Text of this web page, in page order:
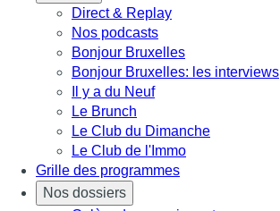
Direct & Replay
Nos podcasts
Bonjour Bruxelles
Bonjour Bruxelles: les interviews
Il y a du Neuf
Le Brunch
Le Club du Dimanche
Le Club de l'Immo
Grille des programmes
Nos dossiers